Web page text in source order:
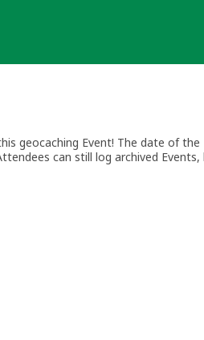
geocaching Event! The date of
can still log archived